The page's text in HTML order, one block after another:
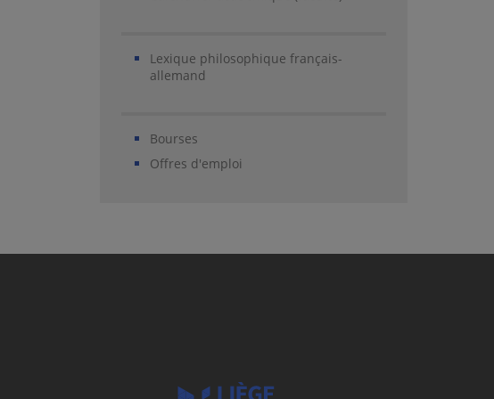
Lexique philosophique français-
allemand
Bourses
Offres d'emploi